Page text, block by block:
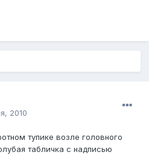
2010
тупике возле головного
табличка с надписью